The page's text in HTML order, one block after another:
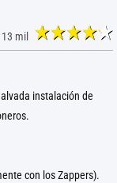
13 mil
instalación de
con los Zappers).